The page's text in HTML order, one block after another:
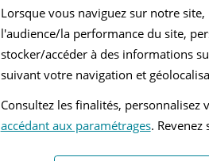
Janvier 2015
Très bon véhicule avec
dans la majorité des
Lorsque vous naviguez sur notre site,
l'audience/la performance du site,
stocker/accéder à des informations
suivant votre navigation et
Consultez les finalités, personnalisez
accédant aux paramétrages.